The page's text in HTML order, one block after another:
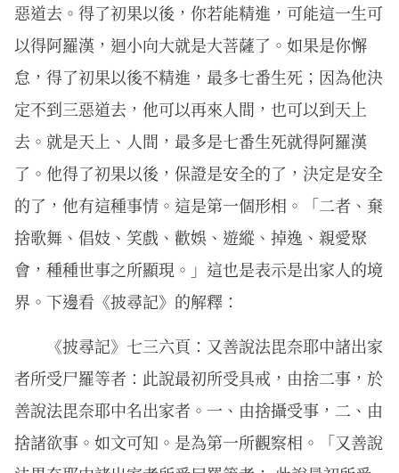
惡道去。得了初果以後，你若能精進，可能這一生可
以得阿羅漢，迴小向大就是大菩薩了。如果是你懈
怠，得了初果以後不精進，最多七番生死；因為他決
定不到三惡道去，他可以再來人間，也可以到天上
去。就是天上、人間，最多是七番生死就得阿羅漢
了。他得了初果以後，保證是安全的了，決定是安全
的了，他有這種事情。這是第一個形相。「二者、棄
捨歌舞、倡妓、笑戲、歡娛、遊縱、掉逸、親愛聚
會，種種世事之所顯現。」這也是表示是出家人的境
界。下邊看《披尋記》的解釋：
《披尋記》七三六頁：又善說法毘奈耶中諸出家
者所受尸羅等者：此說最初所受具戒，由捨二事，於
善說法毘奈耶中名出家者。一、由捨攝受事，二、由
捨諸欲事。如文可知。是為第一所觀察相。「又善說